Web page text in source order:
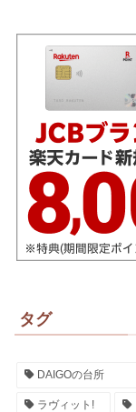
タグ
DAIGOの台所
ラヴィット!